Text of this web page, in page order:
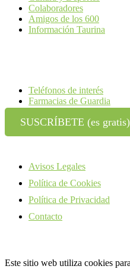
Colaboradores
Amigos de los 600
Información Taurina
Teléfonos de interés
Farmacias de Guardia
SUSCRÍBETE (es gratis)
Avisos Legales
Política de Cookies
Política de Privacidad
Contacto
Este sitio web utiliza cookies